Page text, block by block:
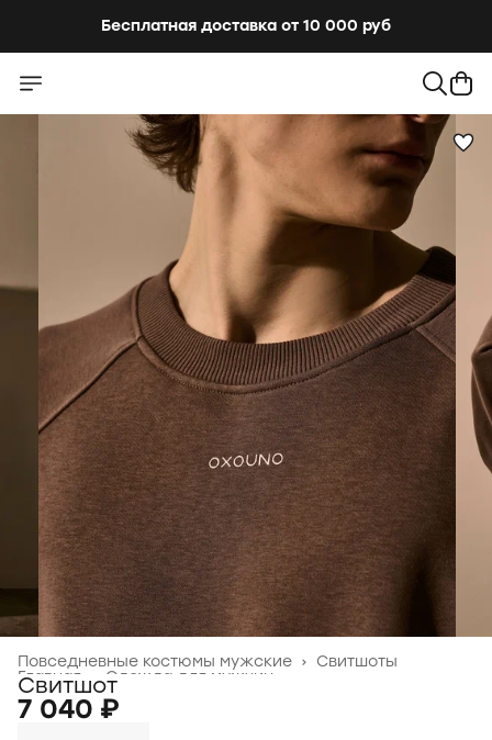
Бесплатная доставка от 10 000 руб
Свитшоты
Повседневные костюмы мужские ›
Одежда для мужчин
Главная ›
Свитшот
7 040 ₽